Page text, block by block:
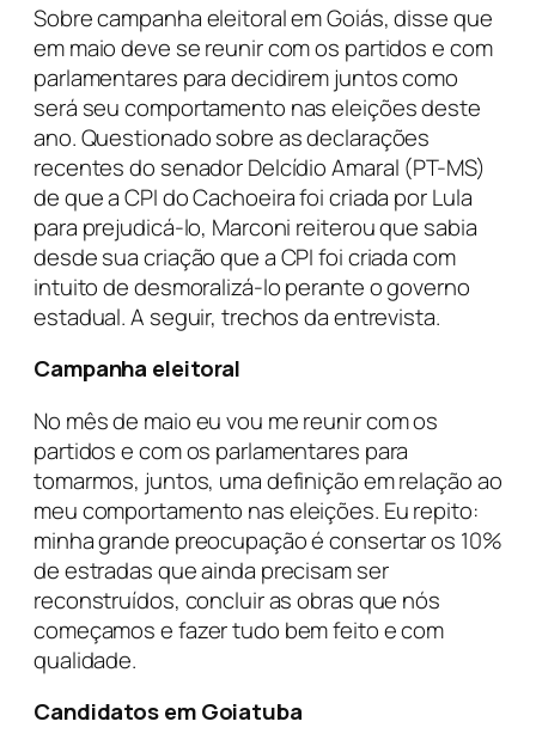
Sobre campanha eleitoral em Goiás, disse que
em maio deve se reunir com os partidos e com
parlamentares para decidirem juntos como
será seu comportamento nas eleições deste
ano. Questionado sobre as declarações
recentes do senador Delcídio Amaral (PT-MS)
de que a CPI do Cachoeira foi criada por Lula
para prejudicá-lo, Marconi reiterou que sabia
desde sua criação que a CPI foi criada com
intuito de desmoralizá-lo perante o governo
estadual. A seguir, trechos da entrevista.
Campanha eleitoral
No mês de maio eu vou me reunir com os
partidos e com os parlamentares para
tomarmos, juntos, uma definição em relação ao
meu comportamento nas eleições. Eu repito:
minha grande preocupação é consertar os 10%
de estradas que ainda precisam ser
reconstruídos, concluir as obras que nós
começamos e fazer tudo bem feito e com
qualidade.
Candidatos em Goiatuba